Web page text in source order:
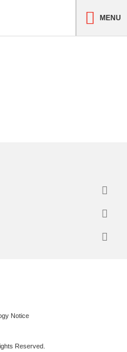
MENU
Notice
Reserved.